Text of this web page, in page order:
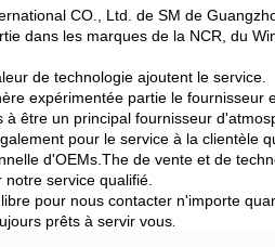
CO., Ltd. de SM de
dans les marques de la NCR, du
de technologie ajoutent le service.
expérimentée partie le fournisseur
à être un principal fournisseur
pour le service à la clientèle
d'OEMs.The de vente et de
service qualifié.
pour nous contacter n'importe
prêts à servir vous.